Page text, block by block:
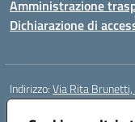
Amministrazione
Dichiarazione di
Indirizzo:Via Rita
Centralino: